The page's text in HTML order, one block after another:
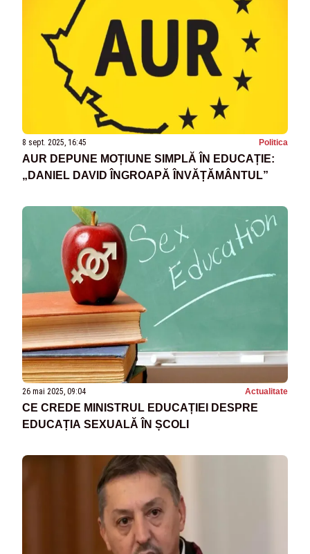
8 sept. 2025, 16:45 Politica
AUR DEPUNE MOȚIUNE SIMPLĂ ÎN EDUCAȚIE:
„DANIEL DAVID ÎNGROAPĂ ÎNVĂȚĂMÂNTUL”
26 mai 2025, 09:04 Actualitate
CE CREDE MINISTRUL EDUCAȚIEI DESPRE
EDUCAȚIA SEXUALĂ ÎN ȘCOLI